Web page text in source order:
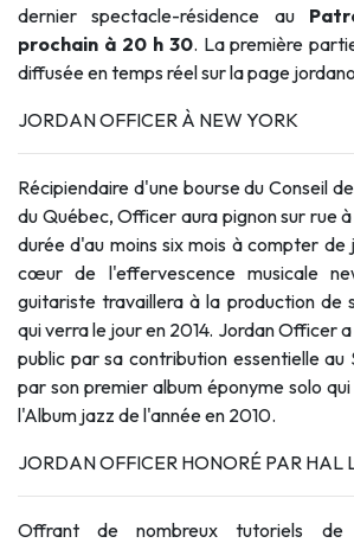
dernier spectacle-résidence au
prochain à 20 h 30. La première
diffusée en temps réel sur la page
JORDAN OFFICER À NEW YORK
Récipiendaire d'une bourse du Conseil
du Québec, Officer aura pignon sur rue
durée d'au moins six mois à compter de
cœur de l'effervescence musicale
guitariste travaillera à la production de
qui verra le jour en 2014. Jordan Officer
public par sa contribution essentielle au
par son premier album éponyme solo
l'Album jazz de l'année en 2010.
JORDAN OFFICER HONORÉ PAR HAL
Offrant de nombreux tutoriels